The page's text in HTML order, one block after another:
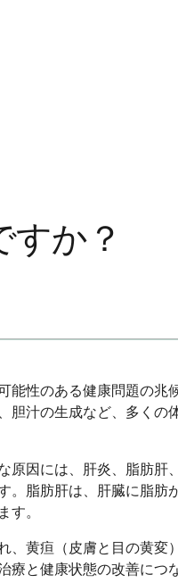
すか？
能性のある健康問題の
胆汁の生成など、多く
原因には、肝炎、脂肪
。脂肪肝は、肝臓に脂
す。
、黄疸（皮膚と目の黄
療と健康状態の改善に